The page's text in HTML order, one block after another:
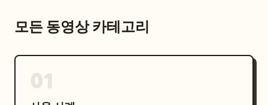
모든 동영상 카테고리